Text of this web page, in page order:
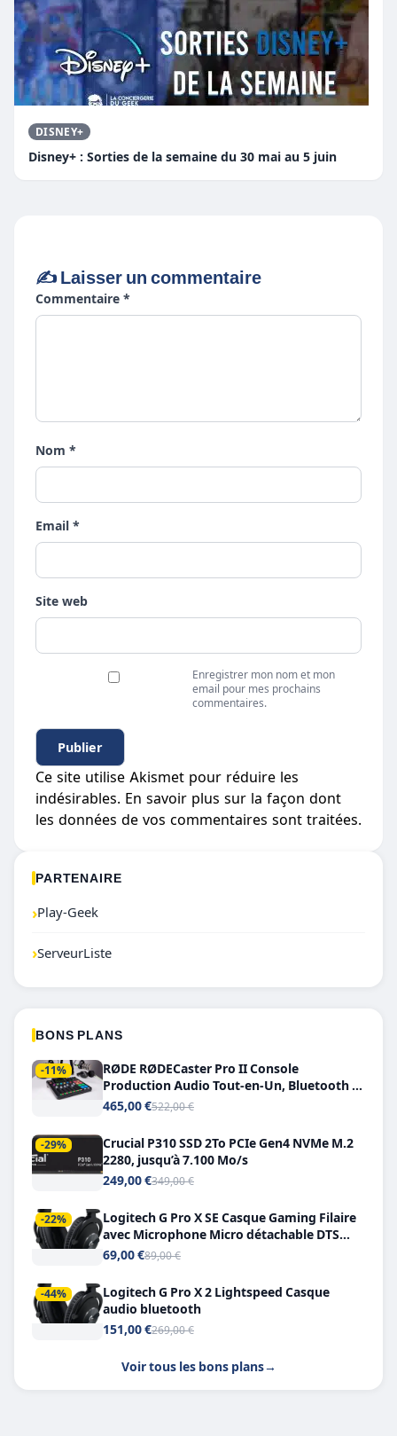
DISNEY+
Disney+ : Sorties de la semaine du 30 mai au 5 juin
✍️ Laisser un commentaire
Commentaire *
Nom *
Email *
Site web
Enregistrer mon nom et mon
email pour mes prochains
commentaires.
Ce site utilise Akismet pour réduire les
indésirables. En savoir plus sur la façon dont
les données de vos commentaires sont traitées.
PARTENAIRE
›Play-Geek
›ServeurListe
BONS PLANS
-11%
RØDE RØDECaster Pro II Console
Production Audio Tout-en-Un, Bluetooth et
Double USB-C
465,00 €522,00 €
-29%
Crucial P310 SSD 2To PCIe Gen4 NVMe M.2
2280, jusqu’à 7.100 Mo/s
249,00 €349,00 €
-22%
Logitech G Pro X SE Casque Gaming Filaire
avec Microphone Micro détachable DTS
Headphone X 7.1
69,00 €89,00 €
-44%
Logitech G Pro X 2 Lightspeed Casque
audio bluetooth
151,00 €269,00 €
Voir tous les bons plans→